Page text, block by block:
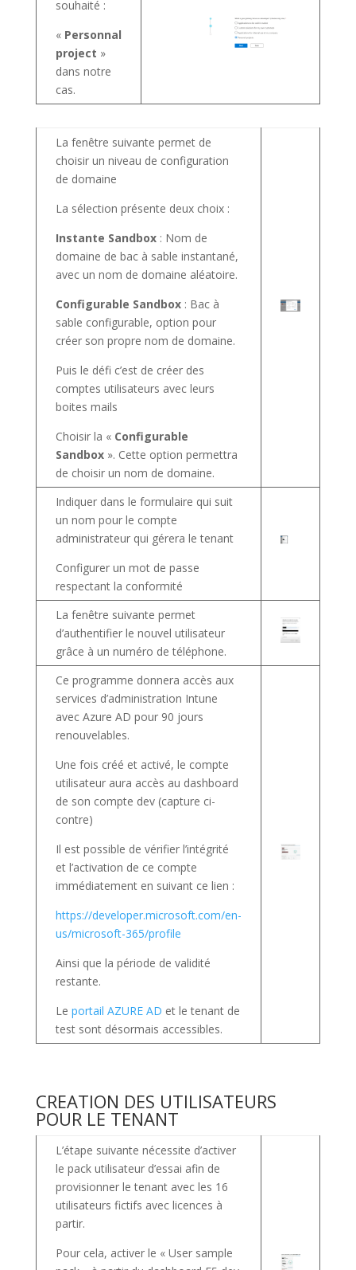
souhaité :
« Personnal
project »
dans notre
cas.
La fenêtre suivante permet de
choisir un niveau de configuration
de domaine
La sélection présente deux choix :
Instante Sandbox: Nom de
domaine de bac à sable instantané,
avec un nom de domaine aléatoire.
Configurable Sandbox: Bac à
sable configurable, option pour
créer son propre nom de domaine.
Puis le défi c’est de créer des
comptes utilisateurs avec leurs
boites mails
Choisir la « Configurable
Sandbox». Cette option permettra
de choisir un nom de domaine.
Indiquer dans le formulaire qui suit
un nom pour le compte
administrateur qui gérera le tenant
Configurer un mot de passe
respectant la conformité
La fenêtre suivante permet
d’authentifier le nouvel utilisateur
grâce à un numéro de téléphone.
Ce programme donnera accès aux
services d’administration Intune
avec Azure AD pour 90 jours
renouvelables.
Une fois créé et activé, le compte
utilisateur aura accès au dashboard
de son compte dev (capture ci-
contre)
Il est possible de vérifier l’intégrité
et l’activation de ce compte
immédiatement en suivant ce lien :
https://developer.microsoft.com/en-
us/microsoft-365/profile
Ainsi que la période de validité
restante.
Le portail AZURE AD et le tenant de
test sont désormais accessibles.
CREATION DES UTILISATEURS
POUR LE TENANT
L’étape suivante nécessite d’activer
le pack utilisateur d’essai afin de
provisionner le tenant avec les 16
utilisateurs fictifs avec licences à
partir.
Pour cela, activer le « User sample